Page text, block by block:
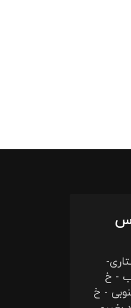
- خ
- خ